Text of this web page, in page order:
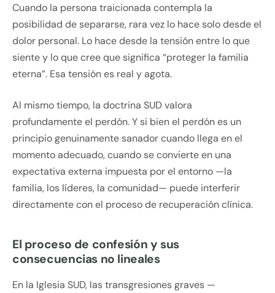
Cuando la persona traicionada contempla la
posibilidad de separarse, rara vez lo hace solo desde el
dolor personal. Lo hace desde la tensión entre lo que
siente y lo que cree que significa “proteger la familia
eterna”. Esa tensión es real y agota.
Al mismo tiempo, la doctrina SUD valora
profundamente el perdón. Y si bien el perdón es un
principio genuinamente sanador cuando llega en el
momento adecuado, cuando se convierte en una
expectativa externa impuesta por el entorno —la
familia, los líderes, la comunidad— puede interferir
directamente con el proceso de recuperación clínica.
El proceso de confesión y sus
consecuencias no lineales
En la Iglesia SUD, las transgresiones graves —